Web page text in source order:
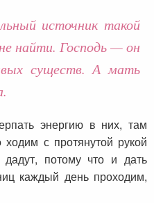
источник такой
найти. Господь — он
существ. А мать
энергию в них, там
с протянутой рукой
потому что и дать
каждый день проходим,